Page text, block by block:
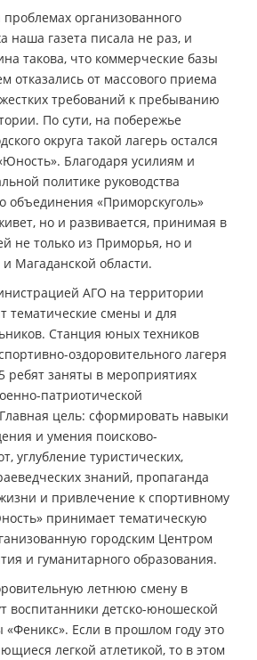
организованного
наша газета писала не раз, и
такова, что коммерческие базы
отказались от массового приема
требований к пребыванию
По сути, на побережье
округа такой лагерь остался
Благодаря усилиям и
политике руководства
объединения «Приморскуголь»
но и развивается, принимая в
не только из Приморья, но и
и Магаданской области.
АГО на территории
тематические смены и для
Станция юных техников
оздоровительного лагеря
ребят заняты в мероприятиях
патриотической
цель: сформировать навыки
и умения поисково-
углубление туристических,
знаний, пропаганда
и привлечение к спортивному
принимает тематическую
городским Центром
и гуманитарного образования.
летнюю смену в
воспитанники детско-юношеской
Если в прошлом году это
легкой атлетикой, то в этом